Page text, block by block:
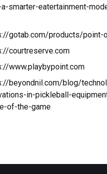
smarter-eatertainment-
gotab.com/products/point-
courtreserve.com
www.playbypoint.com
beyondnil.com/blog/
in-pickleball-
of-the-game